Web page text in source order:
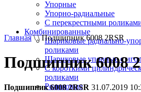
Упорные
Упорно-радиальные
C перекрестными
Комбинированные
Шариковые радиально-
роликами
Шариковые упорные с
С короткими
роликами
Роликовые
Главная\ \ Подшипник 6008 2RSR
Подшипник 6008
Подшипник 6008 2RSR 31.07.2019